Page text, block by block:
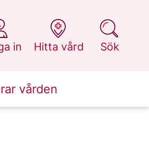
in
Hitta vård
på 1177.se
Sök
på 1177.se
vården